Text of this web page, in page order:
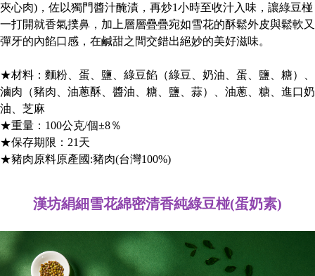
夾心肉)，佐以獨門醬汁醃漬，再炒1小時至收汁入味，讓綠豆椪
一打開就香氣撲鼻，加上層層疊疊宛如雪花的酥鬆外皮與鬆軟又
彈牙的內餡口感，在鹹甜之間交錯出絕妙的美好滋味。
★材料：麵粉、蛋、鹽、綠豆餡（綠豆、奶油、蛋、鹽、糖）、
滷肉（豬肉、油蔥酥、醬油、糖、鹽、蒜）、油蔥、糖、進口奶
油、芝麻
★重量：100公克/個±8％
★保存期限：21天
★豬肉原料原產國:豬肉(台灣100%)
漢坊絹細雪花綿密清香純綠豆椪(蛋奶素)